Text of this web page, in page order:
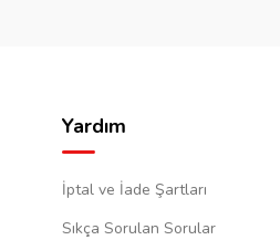
Yardım
İptal ve İade Şartları
Sıkça Sorulan Sorular